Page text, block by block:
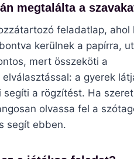
megtalálta a
feladatlap, ahol
kerülnek a papírra,
mert összeköti a
a gyerek
a rögzítést. Ha
olvassa fel a
segít ebben.